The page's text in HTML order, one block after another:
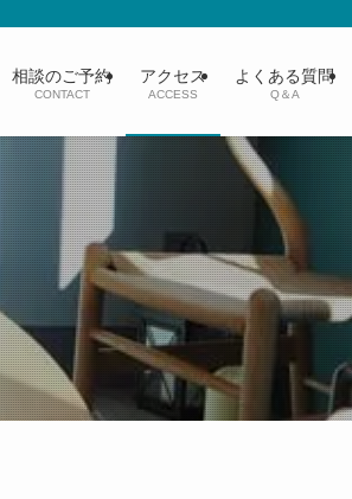
相談のご予約
CONTACT
アクセス
ACCESS
よくある質問
Q＆A